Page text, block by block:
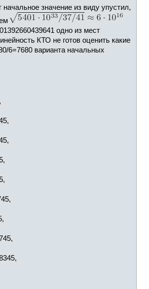
значение из виду упустил,
одно из мест
КТО не готов оценить какие
6=7680 варианта начальных